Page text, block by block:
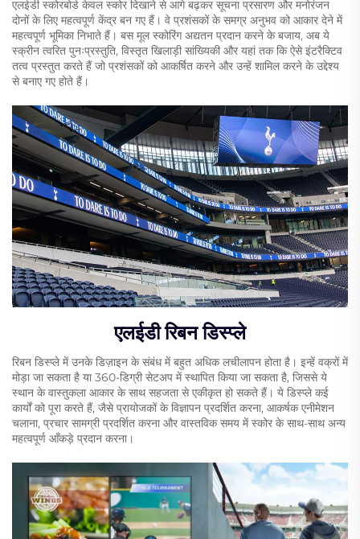
एलईडी स्कोरबोर्ड केवल स्कोर दिखाने से आगे बढ़कर सूचना प्रसारण और मनोरंजन
दोनों के लिए महत्वपूर्ण केंद्र बन गए हैं। वे प्रशंसकों के समग्र अनुभव को आकार देने में
महत्वपूर्ण भूमिका निभाते हैं। बस मूल स्कोरिंग अद्यतन प्रदान करने के बजाय, अब ये
स्क्रीन त्वरित पुनःप्रस्तुति, विस्तृत खिलाड़ी सांख्यिकी और यहां तक कि ऐसे इंटरैक्टिव
तत्व प्रस्तुत करते हैं जो प्रशंसकों को आकर्षित करने और उन्हें शामिल करने के उद्देश्य
से बनाए गए होते हैं।
एलईडी रिबन डिस्प्ले
रिबन डिस्प्ले में उनके डिज़ाइन के संबंध में बहुत अधिक लचीलापन होता है। इन्हें वक्रों में
मोड़ा जा सकता है या 360-डिग्री सेटअप में स्थापित किया जा सकता है, जिससे ये
स्थान के वास्तुकला आकार के साथ सहजता से एकीकृत हो सकते हैं। ये डिस्प्ले कई
कार्यों को पूरा करते हैं, जैसे प्रायोजकों के विज्ञापन प्रदर्शित करना, आकर्षक एनीमेशन
चलाना, प्रचार सामग्री प्रदर्शित करना और वास्तविक समय में स्कोर के साथ-साथ अन्य
महत्वपूर्ण आँकड़े प्रदान करना।